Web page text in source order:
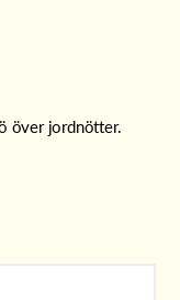
över jordnötter.